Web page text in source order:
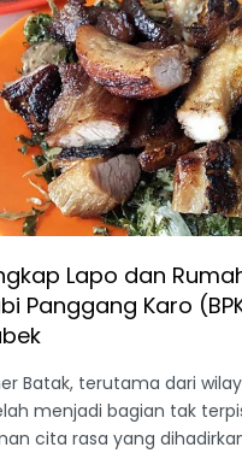
Lapo dan
Panggang Karo
Batak, terutama dari
menjadi bagian tak
cita rasa yang